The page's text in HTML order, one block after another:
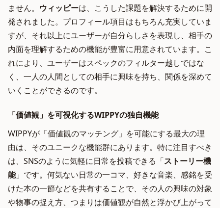
ません。 ウィッピーは、こうした課題を解決するために開
発されました。プロフィール項目はもちろん充実していま
すが、それ以上にユーザーが自分らしさを表現し、相手の
内面を理解するための機能が豊富に用意されています。こ
れにより、ユーザーはスペックのフィルター越しではな
く、一人の人間としての相手に興味を持ち、関係を深めて
いくことができるのです。
「価値観」を可視化するWIPPYの独自機能
WIPPYが「価値観のマッチング」を可能にする最大の理
由は、そのユニークな機能群にあります。特に注目すべき
は、SNSのように気軽に日常を投稿できる「ストーリー機
能」です。何気ない日常の一コマ、好きな音楽、感銘を受
けた本の一節などを共有することで、その人の興味の対象
や物事の捉え方、つまりは価値観が自然と浮かび上がって